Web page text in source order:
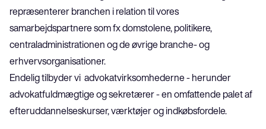
repræsenterer branchen i relation til vores
samarbejdspartnere som fx domstolene, politikere,
centraladministrationen og de øvrige branche- og
erhvervsorganisationer.
Endelig tilbyder vi  advokatvirksomhederne - herunder
advokatfuldmægtige og sekretærer - en omfattende palet af
efteruddannelseskurser, værktøjer og indkøbsfordele.